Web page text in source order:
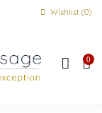
Wishlist (0)
0